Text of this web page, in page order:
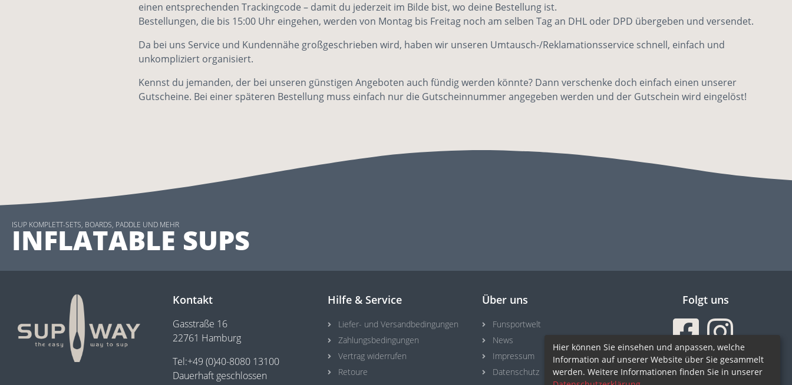
einen entsprechenden Trackingcode – damit du jederzeit im Bilde bist, wo deine Bestellung ist.
Bestellungen, die bis 15:00 Uhr eingehen, werden von Montag bis Freitag noch am selben Tag an DHL oder DPD übergeben und versendet.
Da bei uns Service und Kundennähe großgeschrieben wird, haben wir unseren Umtausch-/Reklamationsservice schnell, einfach und
unkompliziert organisiert.
Kennst du jemanden, der bei unseren günstigen Angeboten auch fündig werden könnte? Dann verschenke doch einfach einen unserer
Gutscheine. Bei einer späteren Bestellung muss einfach nur die Gutscheinnummer angegeben werden und der Gutschein wird eingelöst!
ISUP KOMPLETT-SETS, BOARDS, PADDLE UND MEHR
INFLATABLE SUPS
Kontakt
Gasstraße 16
22761 Hamburg
Tel:+49 (0)40-8080 13100
Dauerhaft geschlossen
Hilfe & Service
Liefer- und Versandbedingungen
Zahlungsbedingungen
Vertrag widerrufen
Retoure
Über uns
Funsportwelt
News
Impressum
Datenschutz
Folgt uns
Sicher einkaufen
Hier können Sie einsehen und anpassen, welche
Information auf unserer Website über Sie gesammelt
werden. Weitere Informationen finden Sie in unserer